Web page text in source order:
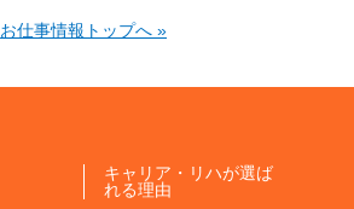
お仕事情報トップへ »
キャリア・リハが選ば
れる理由